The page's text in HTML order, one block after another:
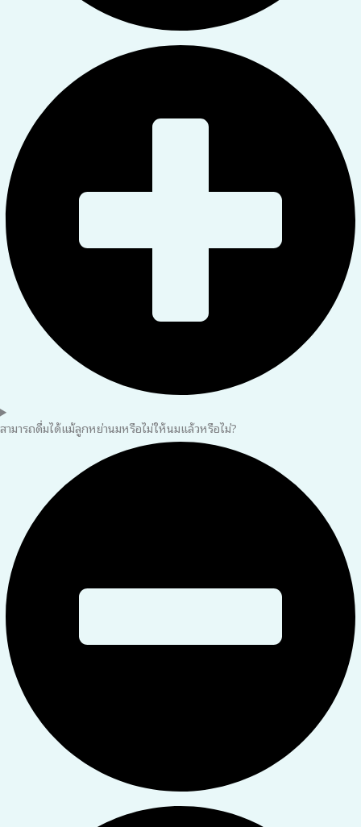
สามารถดื่มได้แม้ลูกหย่านมหรือไม่ให้นมแล้วหรือไม่?